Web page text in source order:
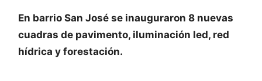
En barrio San José se inauguraron 8 nuevas
cuadras de pavimento, iluminación led, red
hídrica y forestación.